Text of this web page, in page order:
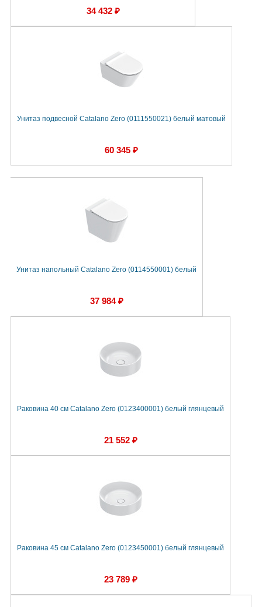
34 432 ₽
Унитаз подвесной Catalano Zero (0111550021) белый матовый
60 345 ₽
Унитаз напольный Catalano Zero (0114550001) белый
37 984 ₽
Раковина 40 см Catalano Zero (0123400001) белый глянцевый
21 552 ₽
Раковина 45 см Catalano Zero (0123450001) белый глянцевый
23 789 ₽